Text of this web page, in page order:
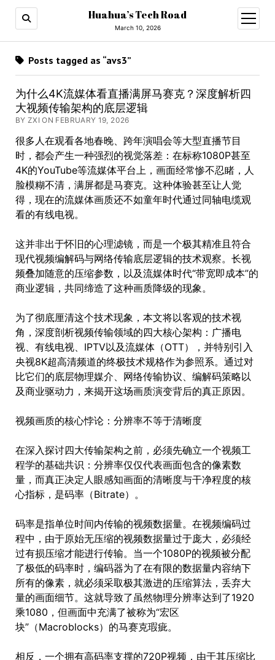
Huahua’s Tech Road
March 10, 2026
open
menu
Posts tagged as “avs3”
为什么4K流媒体看直播满屏马赛克？深度解析四
大视频传输架构的底层逻辑
BY ZXI ON FEBRUARY 19, 2026
很多人在观看各地春晚、跨年演唱会等大型直播节目
时，都会产生一种强烈的视觉落差：在标称1080P甚至
4K的YouTube等流媒体平台上，画面经常惨不忍睹，人
脸模糊不清，满屏都是马赛克。这种体验甚至让人觉
得，现在的流媒体画质还不如童年时代通过同轴电缆观
看的有线电视。
这并非出于怀旧的心理滤镜，而是一个极其精准且符合
现代视频编解码与网络传输底层逻辑的技术观察。长视
频叠加随意的压缩参数，以及流媒体时代“带宽即成本”的
商业逻辑，共同缔造了这种画质降级的现象。
为了彻底厘清这个技术现象，本文将以客观的技术视
角，深度剖析视频传输领域的四大核心架构：广播电
视、有线电视、IPTV以及流媒体（OTT），并特别引入
央视8K超高清频道的终极技术规格作为参照系。通过对
比它们的底层物理媒介、网络传输协议、编解码策略以
及商业驱动力，来揭开这场画质演变背后的真正原因。
视频画质的核心悖论：分辨率不等于清晰度
在深入探讨四大传输架构之前，必须先确立一个视频工
程学的基础共识：分辨率仅仅代表画面包含的像素数
量，而真正决定人眼感知画面的清晰度与干净程度的核
心指标，是码率（Bitrate）。
码率是指单位时间内传输的视频数据量。在视频编码过
程中，由于原始无压缩的视频数据量过于庞大，必须经
过有损压缩才能进行传输。当一个1080P的视频被分配
了极低的码率时，编码器为了在有限的数据量内容纳下
所有的像素，就必须采取极其激进的压缩算法，丢弃大
量的画面细节。这就导致了虽然物理分辨率达到了1920
乘1080，但画面中充满了被称为“宏区
块”（Macroblocks）的马赛克瑕疵。
相反，一个拥有高码率支撑的720P视频，由于其压缩比